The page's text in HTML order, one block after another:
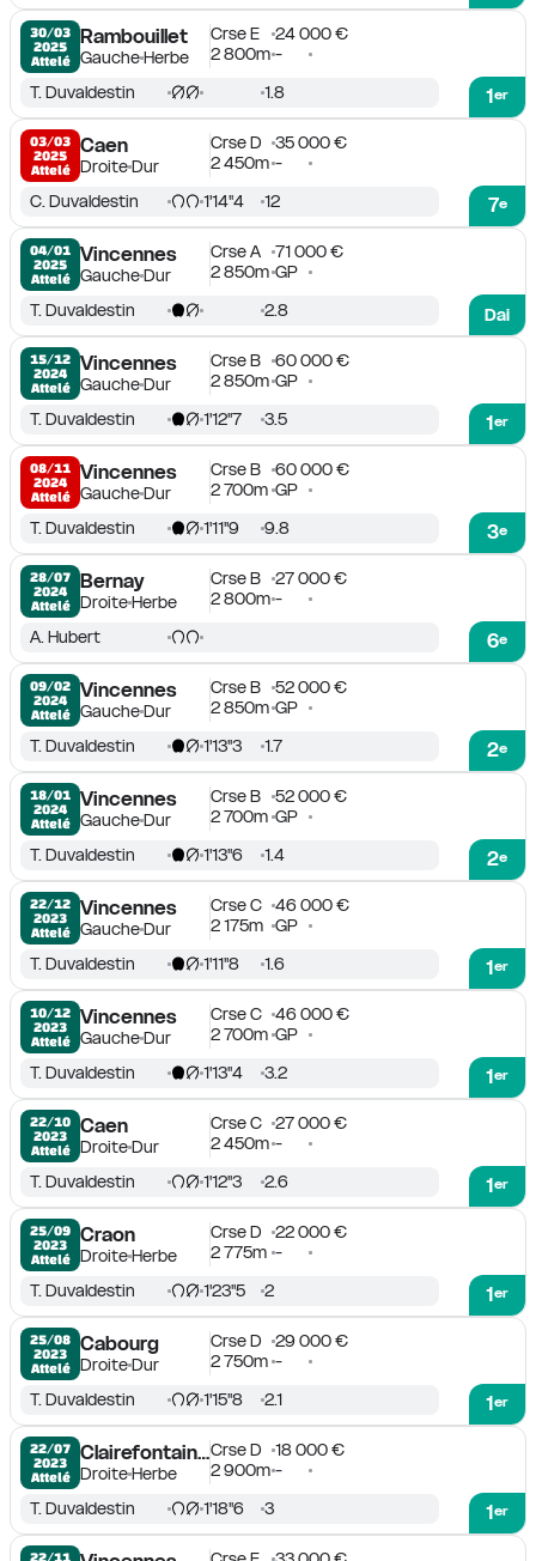
30/03
2025
Attelé
Rambouillet
GaucheHerbe
Crse E
24 000 €
2 800m -
1er
T. Duvaldestin 1.8
03/03
2025
Attelé
Caen
DroiteDur
Crse D
35 000 €
2 450m -
7e
C. Duvaldestin 1'14''4 12
04/01
2025
Attelé
Vincennes
GaucheDur
Crse A
71 000 €
2 850m GP
Dai
T. Duvaldestin 2.8
15/12
2024
Attelé
Vincennes
GaucheDur
Crse B
60 000 €
2 850m GP
1er
T. Duvaldestin 1'12''7 3.5
08/11
2024
Attelé
Vincennes
GaucheDur
Crse B
60 000 €
2 700m GP
3e
T. Duvaldestin 1'11''9 9.8
28/07
2024
Attelé
Bernay
DroiteHerbe
Crse B
27 000 €
2 800m -
6e
A. Hubert
09/02
2024
Attelé
Vincennes
GaucheDur
Crse B
52 000 €
2 850m GP
2e
T. Duvaldestin 1'13''3 1.7
18/01
2024
Attelé
Vincennes
GaucheDur
Crse B
52 000 €
2 700m GP
2e
T. Duvaldestin 1'13''6 1.4
22/12
2023
Attelé
Vincennes
GaucheDur
Crse C
46 000 €
2 175m GP
1er
T. Duvaldestin 1'11''8 1.6
10/12
2023
Attelé
Vincennes
GaucheDur
Crse C
46 000 €
2 700m GP
1er
T. Duvaldestin 1'13''4 3.2
22/10
2023
Attelé
Caen
DroiteDur
Crse C
27 000 €
2 450m -
1er
T. Duvaldestin 1'12''3 2.6
25/09
2023
Attelé
Craon
DroiteHerbe
Crse D
22 000 €
2 775m -
1er
T. Duvaldestin 1'23''5 2
25/08
2023
Attelé
Cabourg
DroiteDur
Crse D
29 000 €
2 750m -
1er
T. Duvaldestin 1'15''8 2.1
22/07
2023
Attelé
Clairefontaine-Deauville
DroiteHerbe
Crse D
18 000 €
2 900m -
1er
T. Duvaldestin 1'18''6 3
22/11